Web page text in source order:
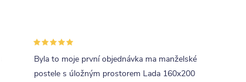
Byla to moje první objednávka ma manželské
postele s úložným prostorem Lada 160x200